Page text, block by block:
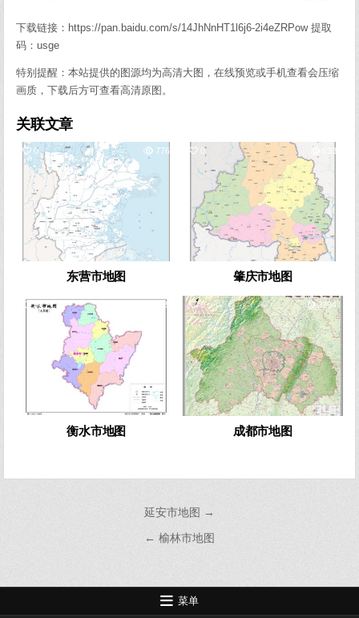
下载链接：https://pan.baidu.com/s/14JhNnHT1l6j6-2i4eZRPow 提取
码：usge
特别提醒：本站提供的图源均为高清大图，在线预览或手机查看会压缩
画质，下载后方可查看高清原图。
关联文章
0 776
东营市地图
0 833
肇庆市地图
0 965
衡水市地图
0 2294
成都市地图
航
延安市地图 →
← 榆林市地图
菜单